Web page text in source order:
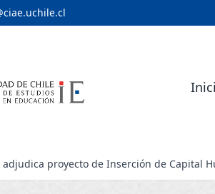
adjudica proyecto de Inserción de Capital